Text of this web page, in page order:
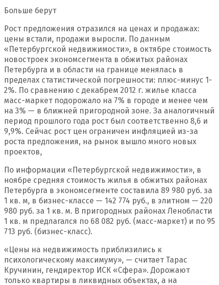
Больше берут
Рост предложения отразился на ценах и продажах:
цены встали, продажи выросли. По данным
«Петербургской недвижимости», в октябре стоимость
новостроек экономсегмента в обжитых районах
Петербурга и в области на границе менялась в
пределах статистической погрешности: плюс-минус 1-
2%. По сравнению с декабрем 2012 г. жилье класса
масс-маркет подорожало на 7% в городе и менее чем
на 3% — в ближней пригородной зоне. За аналогичный
период прошлого года рост был соответственно 8,6 и
9,9%. Сейчас рост цен ограничен инфляцией из-за
роста предложения, на рынок вышло много новых
проектов,
По информации «Петербургской недвижимости», в
ноябре средняя стоимость жилья в обжитых районах
Петербурга в экономсегменте составила 89 980 руб. за
1 кв. м, в бизнес-классе — 142 774 руб., в элитном — 220
980 руб. за 1 кв. м. В пригородных районах Ленобласти
1 кв. м предлагался по 68 082 руб. (масс-маркет) и по 95
713 руб. (бизнес-класс).
«Цены на недвижимость приблизились к
психологическому максимуму», — считает Тарас
Кручинин, гендиректор ИСК «Сфера». Дорожают
только квартиры в ликвидных объектах, а на